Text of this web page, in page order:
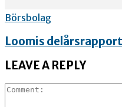
Börsbolag
Loomis
LEAVE A REPLY